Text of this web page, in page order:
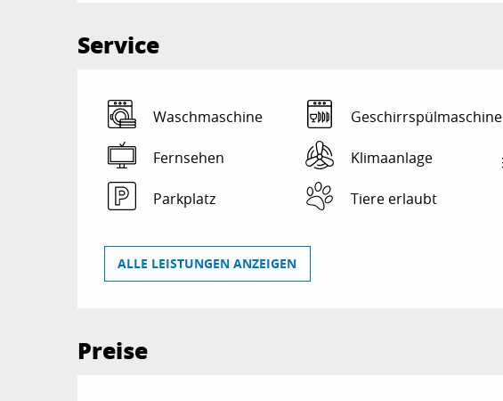
Service
Waschmaschine Geschirrspülmaschine
Fernsehen Klimaanlage
Parkplatz Tiere erlaubt
ALLE LEISTUNGEN ANZEIGEN
Preise